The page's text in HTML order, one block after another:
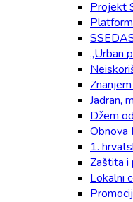
Projekt
„Urban
Jadran,
Džem
Obnova
1.
Zaštita i
Lokalni